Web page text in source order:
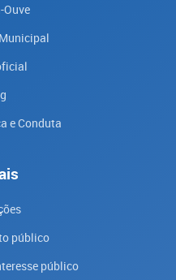
e Conduta
público
público